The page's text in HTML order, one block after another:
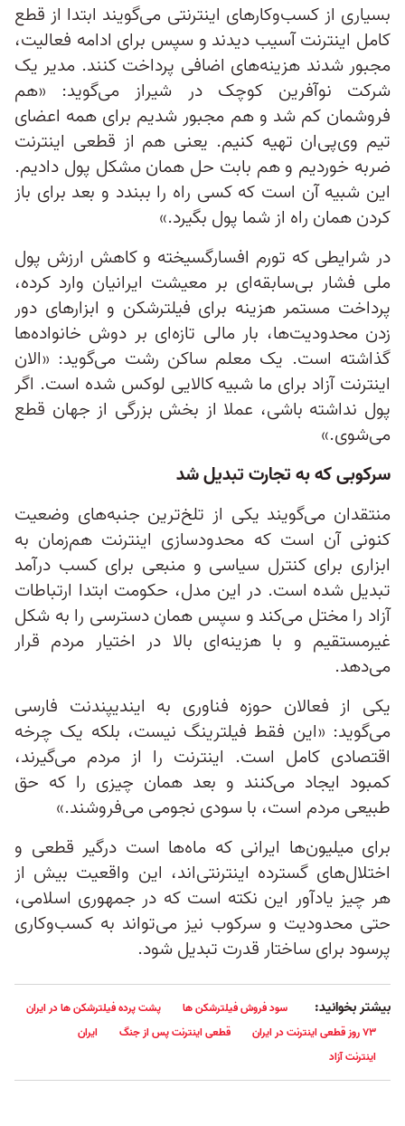
بسیاری از کسب‌وکارهای اینترنتی می‌گویند ابتدا از قطع
کامل اینترنت آسیب دیدند و سپس برای ادامه فعالیت،
مجبور شدند هزینه‌های اضافی پرداخت کنند. مدیر یک
شرکت نوآفرین کوچک در شیراز می‌گوید: «هم
فروشمان کم شد و هم مجبور شدیم برای همه اعضای
تیم وی‌پی‌ان تهیه کنیم. یعنی هم از قطعی اینترنت
ضربه خوردیم و هم بابت حل همان مشکل پول دادیم.
این شبیه آن است که کسی راه را ببندد و بعد برای باز
کردن همان راه از شما پول بگیرد.»
در شرایطی که تورم افسارگسیخته و کاهش ارزش پول
ملی فشار بی‌سابقه‌ای بر معیشت ایرانیان وارد کرده،
پرداخت مستمر هزینه برای فیلترشکن و ابزارهای دور
زدن محدودیت‌ها، بار مالی تازه‌ای بر دوش خانواده‌ها
گذاشته است. یک معلم ساکن رشت می‌گوید: «الان
اینترنت آزاد برای ما شبیه کالایی لوکس شده است. اگر
پول نداشته باشی، عملا از بخش بزرگی از جهان قطع
می‌شوی.»
سرکوبی که به تجارت تبدیل شد
منتقدان می‌گویند یکی از تلخ‌ترین جنبه‌های وضعیت
کنونی آن است که محدودسازی اینترنت هم‌زمان به
ابزاری برای کنترل سیاسی و منبعی برای کسب درآمد
تبدیل شده است. در این مدل، حکومت ابتدا ارتباطات
آزاد را مختل می‌کند و سپس همان دسترسی را به شکل
غیرمستقیم و با هزینه‌ای بالا در اختیار مردم قرار
می‌دهد.
یکی از فعالان حوزه فناوری به ایندیپندنت فارسی
می‌گوید: «این فقط فیلترینگ نیست، بلکه یک چرخه
اقتصادی کامل است. اینترنت را از مردم می‌گیرند،
کمبود ایجاد می‌کنند و بعد همان چیزی را که حق
طبیعی مردم است، با سودی نجومی می‌فروشند.»
برای میلیون‌ها ایرانی که ماه‌ها است درگیر قطعی و
اختلال‌های گسترده اینترنتی‌اند، این واقعیت بیش از
هر چیز یادآور این نکته است که در جمهوری اسلامی،
حتی محدودیت و سرکوب نیز می‌تواند به کسب‌وکاری
پرسود برای ساختار قدرت تبدیل شود.
بیشتر بخوانید: سود فروش فیلترشکن ها
پشت پرده فیلترشکن ها در ایران
۷۳ روز قطعی اینترنت در ایران
قطعی اینترنت پس از جنگ
ایران
اینترنت آزاد